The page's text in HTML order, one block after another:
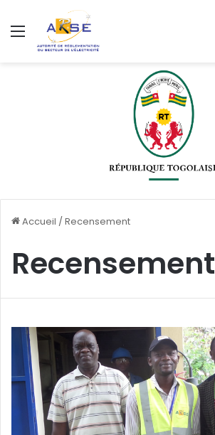
Menu
Accueil /Recensement
Recensement